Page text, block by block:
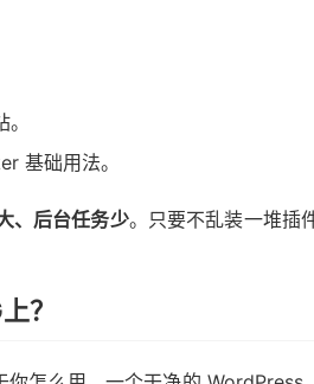
基础用法。
、后台任务少。只要不乱装一堆插
？